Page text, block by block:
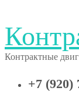
Контрактные
+7 (920)